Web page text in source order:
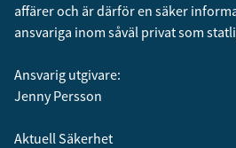
affärer och är därför en säker
ansvariga inom såväl privat som
Ansvarig utgivare:
Jenny Persson
Aktuell Säkerhet